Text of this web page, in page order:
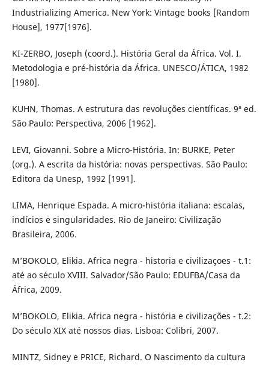
Industrializing America. New York: Vintage books [Random
House], 1977[1976].
KI-ZERBO, Joseph (coord.). História Geral da África. Vol. I.
Metodologia e pré-história da África. UNESCO/ÁTICA, 1982
[1980].
KUHN, Thomas. A estrutura das revoluções científicas. 9ª ed.
São Paulo: Perspectiva, 2006 [1962].
LEVI, Giovanni. Sobre a Micro-História. In: BURKE, Peter
(org.). A escrita da história: novas perspectivas. São Paulo:
Editora da Unesp, 1992 [1991].
LIMA, Henrique Espada. A micro-história italiana: escalas,
indícios e singularidades. Rio de Janeiro: Civilização
Brasileira, 2006.
M’BOKOLO, Elikia. Africa negra - historia e civilizaçoes - t.1:
até ao século XVIII. Salvador/São Paulo: EDUFBA/Casa da
África, 2009.
M’BOKOLO, Elikia. Africa negra - história e civilizações - t.2:
Do século XIX até nossos dias. Lisboa: Colibri, 2007.
MINTZ, Sidney e PRICE, Richard. O Nascimento da cultura